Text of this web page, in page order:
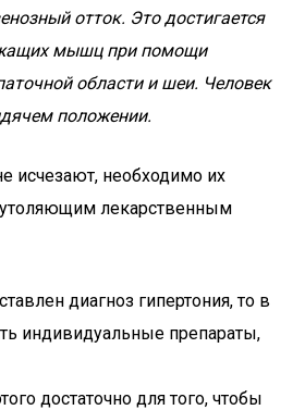
отток. Это достигается
мышц при помощи
области и шеи. Человек
положении.
исчезают, необходимо их
лекарственным
диагноз гипертония, то в
индивидуальные препараты,
достаточно для того, чтобы